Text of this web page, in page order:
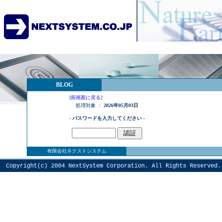
BLOG
[前画面に戻る]
処理対象 ： 2026年05月03日
- パスワードを入力してください -
有限会社ネクストシステム
Copyright(c) 2004 NextSystem Corporation. All Rights Reserved.